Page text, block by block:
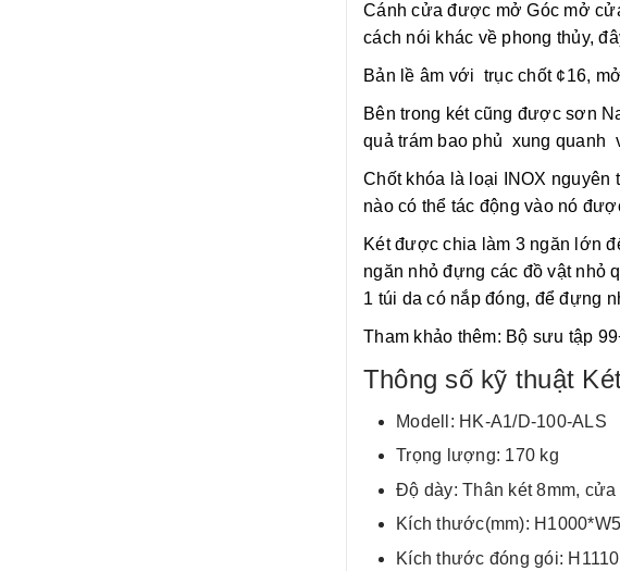
Cánh cửa được mở Góc mở
cách nói khác về phong thủy,
Bản lề âm với trục chốt ¢16,
Bên trong két cũng được sơn
quả trám bao phủ xung quanh
Chốt khóa là loại INOX nguyên
nào có thể tác động vào nó
Két được chia làm 3 ngăn lớn
ngăn nhỏ đựng các đồ vật nhỏ
1 túi da có nắp đóng, để đựng
Tham khảo thêm: Bộ sưu tập
Thông số kỹ thuật
Modell: HK-A1/D-100-ALS
Trọng lượng: 170 kg
Độ dày: Thân két 8mm,
Kích thước(mm):
Kích thước đóng gói: